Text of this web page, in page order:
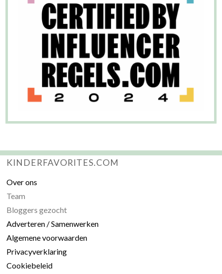
KINDERFAVORITES.COM
Over ons
Team
Bloggers gezocht
Adverteren / Samenwerken
Algemene voorwaarden
Privacyverklaring
Cookiebeleid